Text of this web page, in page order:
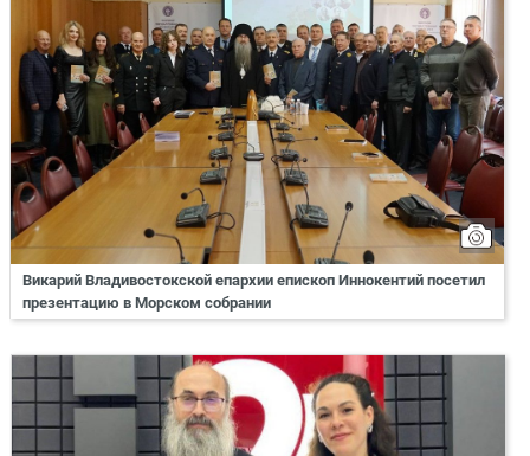
Викарий Владивостокской епархии епископ Иннокентий посетил
презентацию в Морском собрании